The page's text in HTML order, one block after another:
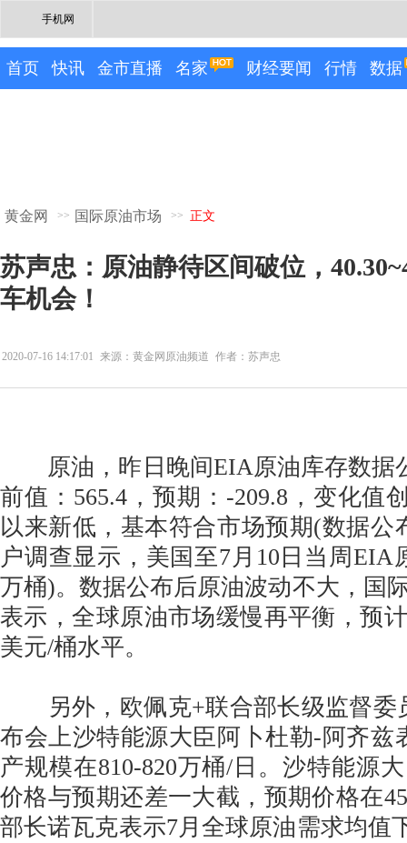
手机网
首页 快讯 金市直播 名家 财经要闻 行情 数据
黄金网 >> 国际原油市场 >> 正文
苏声忠：原油静待区间破位，
车机会！
2020-07-16 14:17:01 来源：黄金网原油频道 作者：苏声忠
原油，昨日晚间EIA原油库存数据
前值：565.4，预期：-209.8，变化值
以来新低，基本符合市场预期(数据公
户调查显示，美国至7月10日当周EIA
万桶)。数据公布后原油波动不大，国
表示，全球原油市场缓慢再平衡，预
美元/桶水平。
另外，欧佩克+联合部长级监督委
布会上沙特能源大臣阿卜杜勒-阿齐兹
产规模在810-820万桶/日。沙特能源
价格与预期还差一大截，预期价格在
部长诺瓦克表示7月全球原油需求均值